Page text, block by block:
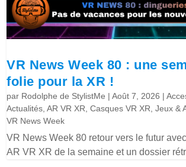
VR News Week 80 : une
folie pour la XR !
par Rodolphe de StylistMe |Août 7, 2026 |
Actualités ,AR VR XR ,Casques VR XR ,Jeux &
VR News Week
VR News Week 80 retour vers le futur
AR VR XR de la semaine et un dossier